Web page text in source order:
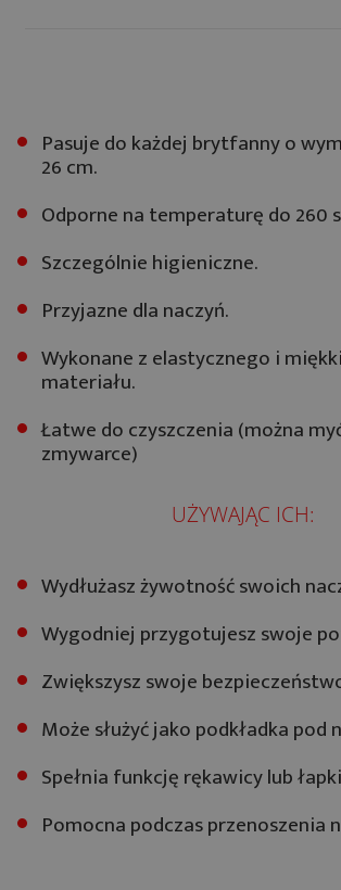
Pasuje do każdej brytfanny o
26 cm.
Odporne na temperaturę do 260
Szczególnie higieniczne.
Przyjazne dla naczyń.
Wykonane z elastycznego i
materiału.
Łatwe do czyszczenia (można
zmywarce)
UŻYWAJĄC ICH:
Wydłużasz żywotność swoich
Wygodniej przygotujesz swoje
Zwiększysz swoje
Może służyć jako podkładka pod
Spełnia funkcję rękawicy lub
Pomocna podczas przenoszenia